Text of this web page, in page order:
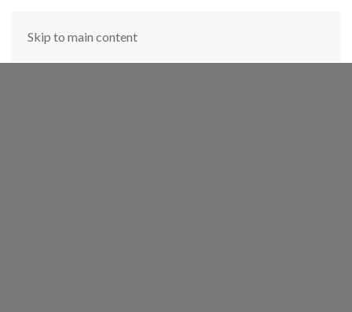
Skip to main content